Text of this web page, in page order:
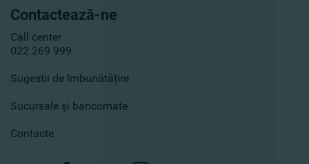
Contactează-ne
Call center
022 269 999
Sugestii de îmbunătățire
Sucursale și bancomate
Contacte